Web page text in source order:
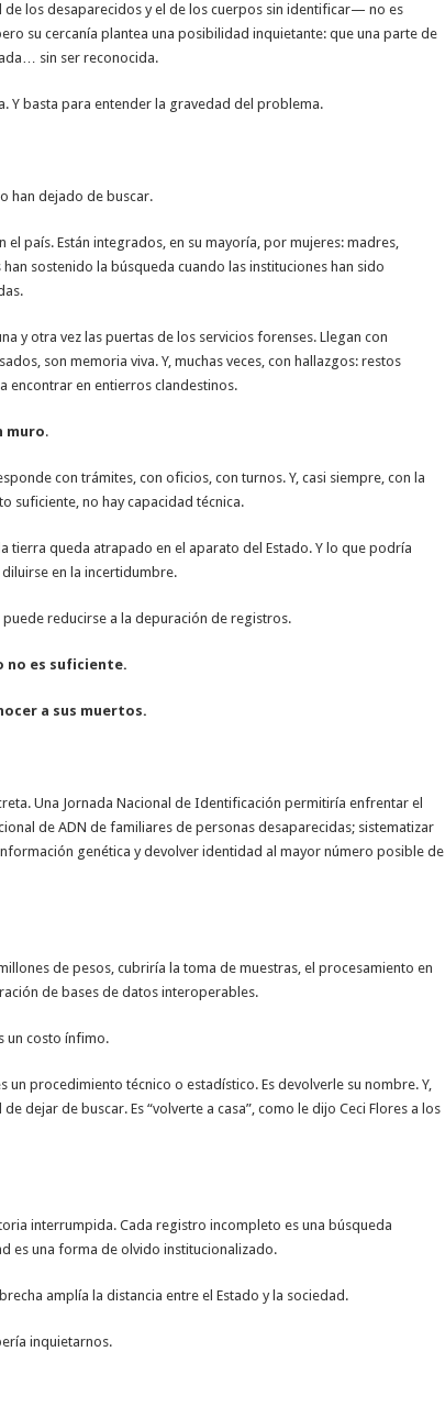
los desaparecidos y el de los cuerpos sin identificar— no es
su cercanía plantea una posibilidad inquietante: que una parte de
sin ser reconocida.
Y basta para entender la gravedad del problema.
han dejado de buscar.
país. Están integrados, en su mayoría, por mujeres: madres,
sostenido la búsqueda cuando las instituciones han sido
y otra vez las puertas de los servicios forenses. Llegan con
son memoria viva. Y, muchas veces, con hallazgos: restos
encontrar en entierros clandestinos.
muro.
con trámites, con oficios, con turnos. Y, casi siempre, con la
suficiente, no hay capacidad técnica.
tierra queda atrapado en el aparato del Estado. Y lo que podría
en la incertidumbre.
reducirse a la depuración de registros.
no es suficiente.
a sus muertos.
Una Jornada Nacional de Identificación permitiría enfrentar el
de ADN de familiares de personas desaparecidas; sistematizar
genética y devolver identidad al mayor número posible de
de pesos, cubriría la toma de muestras, el procesamiento en
de bases de datos interoperables.
un costo ínfimo.
un procedimiento técnico o estadístico. Es devolverle su nombre. Y,
dejar de buscar. Es “volverte a casa”, como le dijo Ceci Flores a los
interrumpida. Cada registro incompleto es una búsqueda
es una forma de olvido institucionalizado.
amplía la distancia entre el Estado y la sociedad.
inquietarnos.